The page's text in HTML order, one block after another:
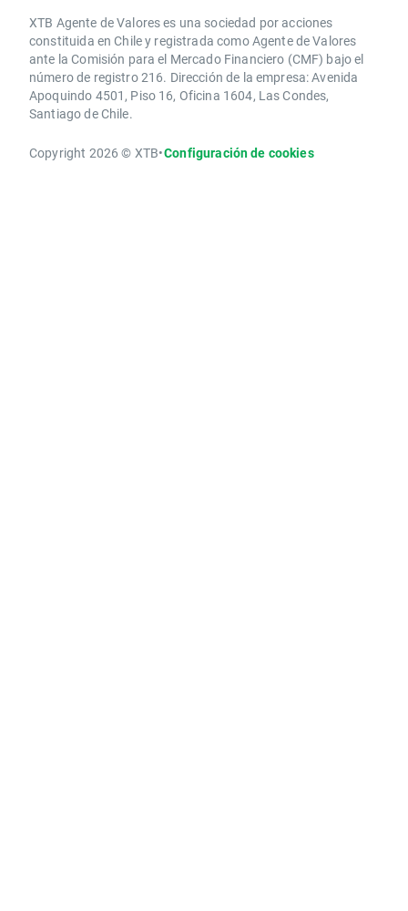
XTB Agente de Valores es una sociedad por acciones
constituida en Chile y registrada como Agente de Valores
ante la Comisión para el Mercado Financiero (CMF) bajo el
número de registro 216. Dirección de la empresa: Avenida
Apoquindo 4501, Piso 16, Oficina 1604, Las Condes,
Santiago de Chile.
Copyright 2026 © XTB•Configuración de cookies